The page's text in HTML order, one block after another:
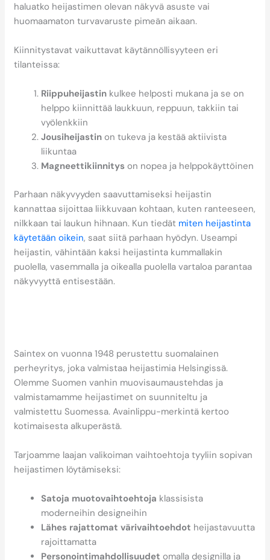
haluatko heijastimen olevan näkyvä asuste vai
huomaamaton turvavaruste pimeän aikaan.
Kiinnitystavat vaikuttavat käytännöllisyyteen eri
tilanteissa:
Riippuheijastin kulkee helposti mukana ja se on
helppo kiinnittää laukkuun, reppuun, takkiin tai
vyölenkkiin
Jousiheijastin on tukeva ja kestää aktiivista
liikuntaa
Magneettikiinnitys on nopea ja helppokäyttöinen
Parhaan näkyvyyden saavuttamiseksi heijastin
kannattaa sijoittaa liikkuvaan kohtaan, kuten ranteeseen,
nilkkaan tai laukun hihnaan. Kun tiedät miten heijastinta
käytetään oikein, saat siitä parhaan hyödyn. Useampi
heijastin, vähintään kaksi heijastinta kummallakin
puolella, vasemmalla ja oikealla puolella vartaloa parantaa
näkyvyyttä entisestään.
Saintex on vuonna 1948 perustettu suomalainen
perheyritys, joka valmistaa heijastimia Helsingissä.
Olemme Suomen vanhin muovisaumaustehdas ja
valmistamamme heijastimet on suunniteltu ja
valmistettu Suomessa. Avainlippu-merkintä kertoo
kotimaisesta alkuperästä.
Tarjoamme laajan valikoiman vaihtoehtoja tyyliin sopivan
heijastimen löytämiseksi:
Satoja muotovaihtoehtoja klassisista
moderneihin designeihin
Lähes rajattomat värivaihtoehdot heijastavuutta
rajoittamatta
Personointimahdollisuudet omalla designilla ja